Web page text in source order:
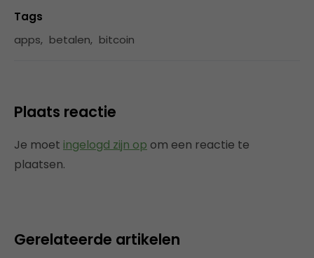
Tags
apps, betalen, bitcoin
Plaats reactie
Je moet ingelogd zijn op om een reactie te
plaatsen.
Gerelateerde artikelen